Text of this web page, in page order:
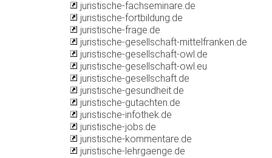
juristische-fachseminare.de
juristische-fortbildung.de
juristische-frage.de
juristische-gesellschaft-mittelfranken.de
juristische-gesellschaft-owl.de
juristische-gesellschaft-owl.eu
juristische-gesellschaft.de
juristische-gesundheit.de
juristische-gutachten.de
juristische-infothek.de
juristische-jobs.de
juristische-kommentare.de
juristische-lehrgaenge.de